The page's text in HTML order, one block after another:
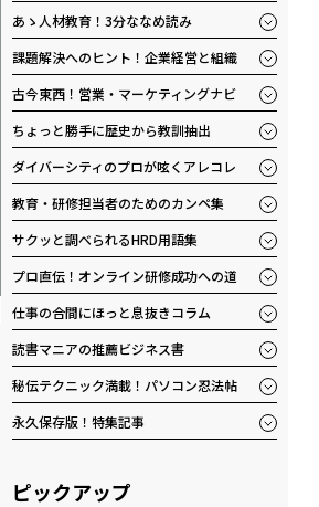
あゝ人材教育！3分ななめ読み
課題解決へのヒント！企業経営と組織
古今東西！営業・マーケティングナビ
ちょっと勝手に歴史から教訓抽出
ダイバーシティのプロが呟くアレコレ
教育・研修担当者のためのカンペ集
サクッと調べられるHRD用語集
プロ直伝！オンライン研修成功への道
仕事の合間にほっと息抜きコラム
読書マニアの推薦ビジネス書
秘伝テクニック満載！パソコン忍法帖
永久保存版！特集記事
ピックアップ